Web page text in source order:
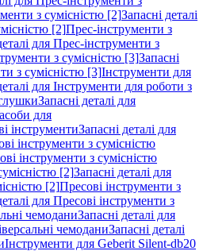
з сумісністю [2]Запасні деталі
[2]Прес-інструменти з
для Прес-інструменти з
з сумісністю [3]Запасні
з сумісністю [3]Інструменти для
для Інструменти для роботи з
Запасні деталі для
для
інструментиЗапасні деталі для
інструменти з сумісністю
інструменти з сумісністю
[2]Запасні деталі для
[2]Пресові інструменти з
для Пресові інструменти з
чемоданиЗапасні деталі для
чемоданиЗапасні деталі
Інструменти для Geberit Silent-db20